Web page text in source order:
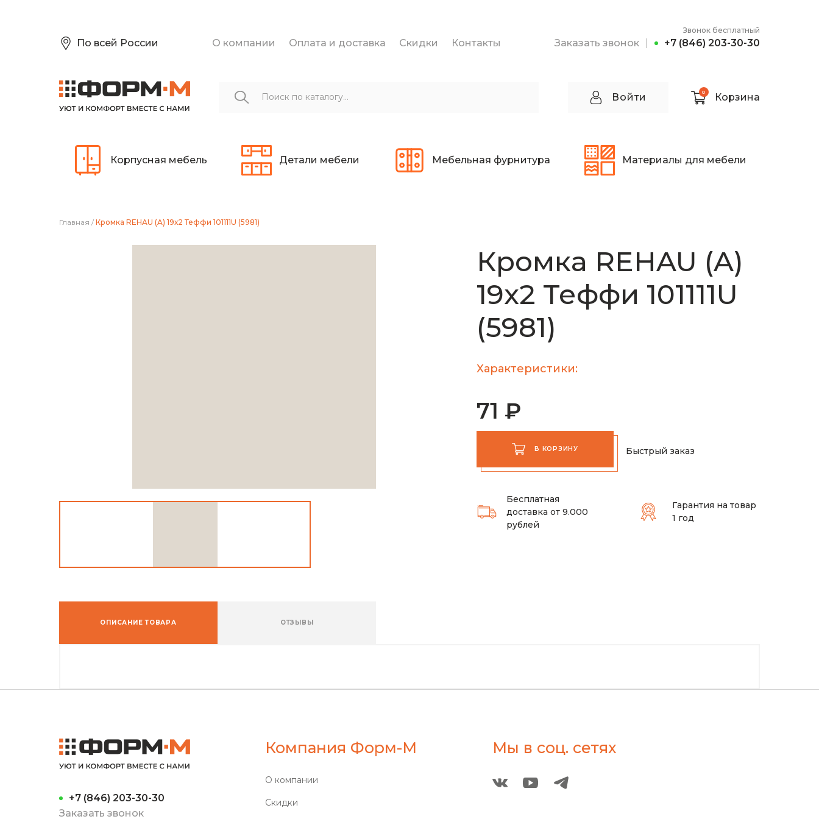
По всей России О компании Оплата и доставка Скидки Контакты Заказать звонок
Звонок бесплатный
+7 (846) 203-30-30
Войти 0 Корзина
Корпусная мебель Детали мебели Мебельная фурнитура Материалы для мебели
Главная / Кромка REHAU (A) 19х2 Теффи 101111U (5981)
Кромка REHAU (A)
19х2 Теффи 101111U
(5981)
Характеристики:
71 ₽
В КОРЗИНУ Быстрый заказ
Бесплатная
доставка от 9.000
рублей
Гарантия на товар
1 год
ОПИСАНИЕ ТОВАРА ОТЗЫВЫ
+7 (846) 203-30-30
Заказать звонок
Компания Форм-М
О компании
Скидки
Мы в соц. сетях